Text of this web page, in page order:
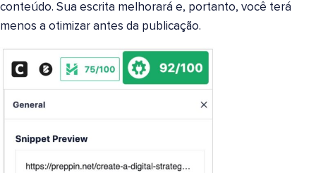
conteúdo. Sua escrita melhorará e, portanto, você terá
menos a otimizar antes da publicação.